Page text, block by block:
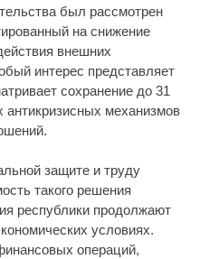
был рассмотрен
на снижение
внешних
интерес представляет
сохранение до 31
антикризисных механизмов
защите и труду
такого решения
республики продолжают
условиях.
операций,
от Кличко: это
футболистов